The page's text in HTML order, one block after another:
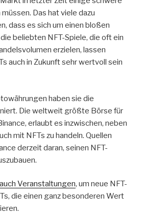
Das hat viele dazu
dass es sich um einen bloßen
beliebten NFT-Spiele, die oft ein
erzielen, lassen
auch in Zukunft sehr wertvoll sein
haben sie die
Die weltweit größte Börse für
erlaubt es inzwischen, neben
mit NFTs zu handeln. Quellen
derzeit daran, seinen NFT-
Veranstaltungen, um neue NFT-
die einen ganz besonderen Wert